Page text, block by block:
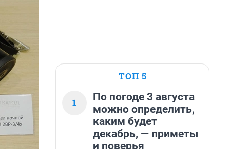
ТОП 5
1
По погоде 3 августа
можно определить,
каким будет
декабрь, — приметы
и поверья